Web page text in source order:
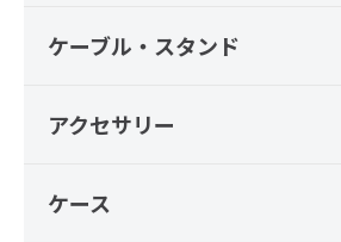
ケーブル・スタンド
アクセサリー
ケース